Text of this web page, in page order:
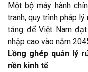
Một bộ máy hành
tranh, quy trình pháp
tảng để Việt Nam
nhập cao vào năm
Lồng ghép quản lý
nền kinh tế